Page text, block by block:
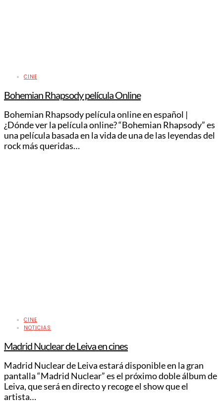
CINE
Bohemian Rhapsody película Online
Bohemian Rhapsody película online en español |
¿Dónde ver la película online? “Bohemian Rhapsody” es
una película basada en la vida de una de las leyendas del
rock más queridas…
CINE
NOTICIAS
Madrid Nuclear de Leiva en cines
Madrid Nuclear de Leiva estará disponible en la gran
pantalla “Madrid Nuclear” es el próximo doble álbum de
Leiva, que será en directo y recoge el show que el
artista…